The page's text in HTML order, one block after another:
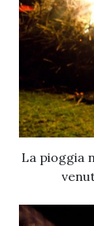
La pioggia